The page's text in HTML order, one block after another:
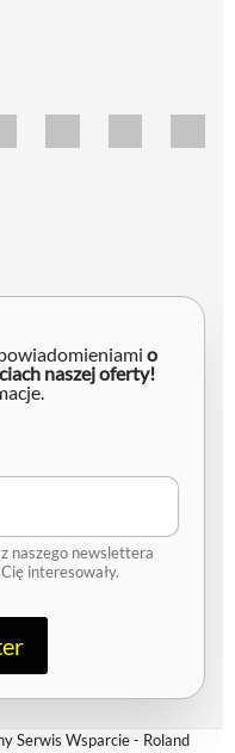
o
naszej oferty!
naszego newslettera
interesowały.
Serwis Wsparcie - Roland